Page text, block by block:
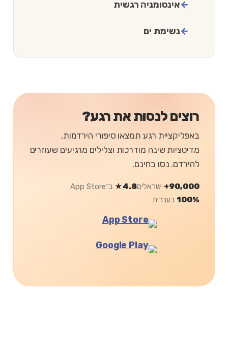
אינסומניה רגשית
נשימת ים
רוצים לנסות את רגע?
באפליקציית רגע תמצאו סיפורי הירדמות,
מדיטציות שינה מודרכות וצלילים מרגיעים שעוזרים
להירדם. נסו בחינם.
90,000+ ישראלים4.8★
ב־App Store
100%בעברית